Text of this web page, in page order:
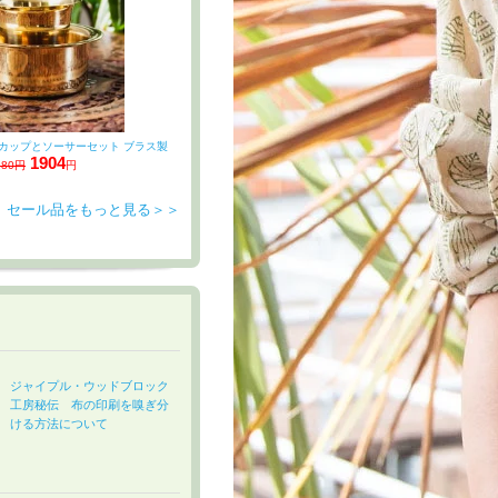
ップとソーサーセット ブラス製
円 1904円
セール品をもっと見る＞＞
ジャイプル・ウッドブロック
工房秘伝 布の印刷を嗅ぎ分
ける方法について